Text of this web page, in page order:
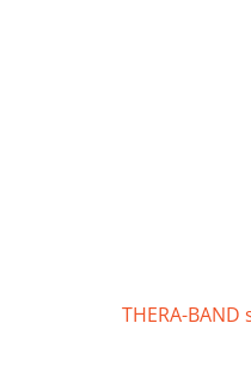
THERA-